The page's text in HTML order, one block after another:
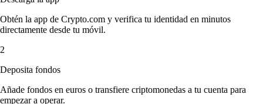
Obtén la app de Crypto.com y verifica tu identidad en minutos
directamente desde tu móvil.
2
Deposita fondos
Añade fondos en euros o transfiere criptomonedas a tu cuenta para
empezar a operar.